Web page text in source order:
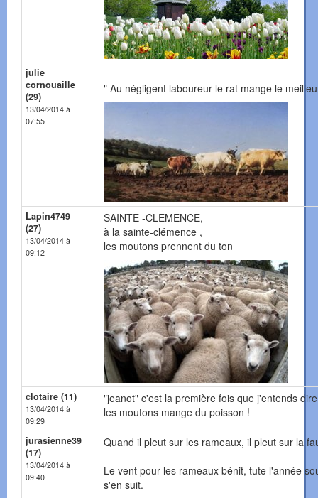
julie
cornouaille
(29)
13/04/2014 à
07:55
" Au négligent laboureur le rat mange le
Lapin4749
(27)
13/04/2014 à
09:12
SAINTE -CLEMENCE,
à la sainte-clémence ,
les moutons prennent du ton
clotaire (11)
13/04/2014 à
09:29
"jeanot" c'est la première fois que j'entends
les moutons mange du poisson !
jurasienne39
(17)
13/04/2014 à
09:40
Quand il pleut sur les rameaux, il pleut sur la
Le vent pour les rameaux bénit, tute l'année
s'en suit.